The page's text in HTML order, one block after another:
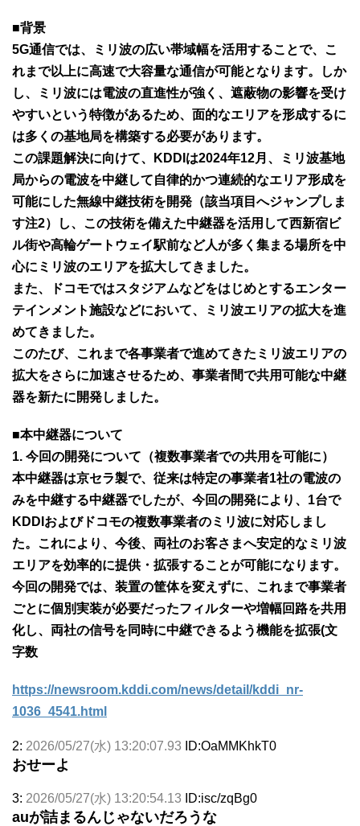
■背景
5G通信では、ミリ波の広い帯域幅を活用することで、こ
れまで以上に高速で大容量な通信が可能となります。しか
し、ミリ波には電波の直進性が強く、遮蔽物の影響を受け
やすいという特徴があるため、面的なエリアを形成するに
は多くの基地局を構築する必要があります。
この課題解決に向けて、KDDIは2024年12月、ミリ波基地
局からの電波を中継して自律的かつ連続的なエリア形成を
可能にした無線中継技術を開発（該当項目へジャンプしま
す注2）し、この技術を備えた中継器を活用して西新宿ビ
ル街や高輪ゲートウェイ駅前など人が多く集まる場所を中
心にミリ波のエリアを拡大してきました。
また、ドコモではスタジアムなどをはじめとするエンター
テインメント施設などにおいて、ミリ波エリアの拡大を進
めてきました。
このたび、これまで各事業者で進めてきたミリ波エリアの
拡大をさらに加速させるため、事業者間で共用可能な中継
器を新たに開発しました。
■本中継器について
1. 今回の開発について（複数事業者での共用を可能に）
本中継器は京セラ製で、従来は特定の事業者1社の電波の
みを中継する中継器でしたが、今回の開発により、1台で
KDDIおよびドコモの複数事業者のミリ波に対応しまし
た。これにより、今後、両社のお客さまへ安定的なミリ波
エリアを効率的に提供・拡張することが可能になります。
今回の開発では、装置の筐体を変えずに、これまで事業者
ごとに個別実装が必要だったフィルターや増幅回路を共用
化し、両社の信号を同時に中継できるよう機能を拡張(文
字数
https://newsroom.kddi.com/news/detail/kddi_nr-
1036_4541.html
2: 2026/05/27(水) 13:20:07.93 ID:OaMMKhkT0
おせーよ
3: 2026/05/27(水) 13:20:54.13 ID:isc/zqBg0
auが詰まるんじゃないだろうな